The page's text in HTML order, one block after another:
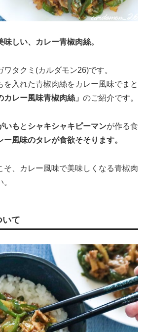
味しい、カレー青椒肉絲。
タクミ(カルダモン26)です。
を入れた青椒肉絲をカレー風味でまと
カレー風味青椒肉絲」 のご紹介です。
いも と シャキシャキピーマンが作る食
ー風味のタレが食欲そそります。
そ、カレー風味で美味しくなる青椒肉
いて